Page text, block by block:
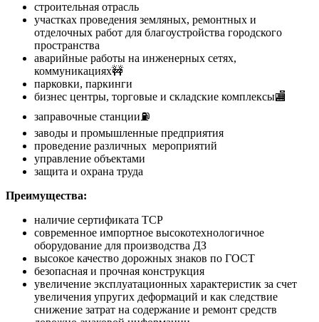
строительная отрасль
участках проведения земляных, ремонтных и
отделочных работ для благоустройства городского
пространства
аварийные работы на инженерных сетях,
коммуникациях🚧
парковки, паркинги
бизнес центры, торговые и складские комплексы🏬
заправочные станции⛽
заводы и промышленные предприятия
проведение различных мероприятий
управление объектами
защита и охрана труда
Преимущества:
наличие сертификата ТСР
современное импортное высокотехнологичное
оборудование для производства ДЗ
высокое качество дорожных знаков по ГОСТ
безопасная и прочная конструкция
увеличение эксплуатационных характеристик за счет
увеличения упругих деформаций и как следствие
снижение затрат на содержание и ремонт средств